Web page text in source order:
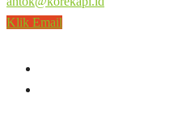
Klik Email